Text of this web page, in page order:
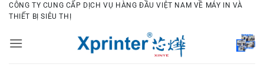
Bỏ
qua
dung
CÔNG TY CUNG CẤP DỊCH VỤ HÀNG ĐẦU VIỆT NAM VỀ MÁY IN VÀ
THIẾT BỊ SIÊU THỊ